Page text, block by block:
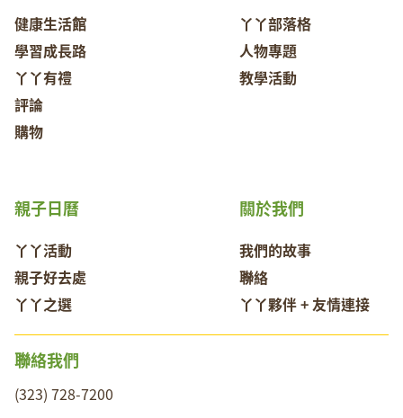
健康生活館
學習成長路
丫丫有禮
評論
購物
丫丫部落格
人物專題
教學活動
關於我們
我們的故事
聯絡
丫丫夥伴 + 友情連接
親子日曆
丫丫活動
親子好去處
丫丫之選
聯絡我們
(323) 728-7200